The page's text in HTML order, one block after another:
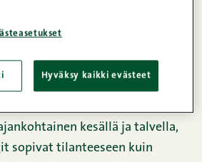
kesällä ja talvella,
sopivat tilanteeseen kuin
Hyväksy kaikki evästeet